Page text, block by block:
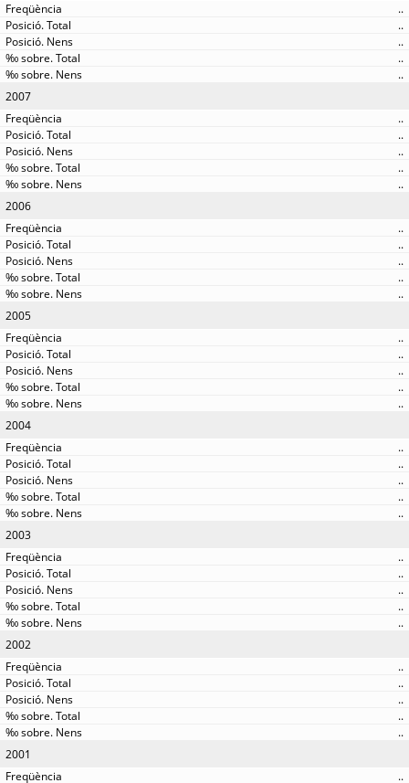
..
..
..
..
..
2007
..
..
..
..
..
2006
..
..
..
..
..
2005
..
..
..
..
..
2004
..
..
..
..
..
2003
..
..
..
..
..
2002
..
..
..
..
..
2001
..